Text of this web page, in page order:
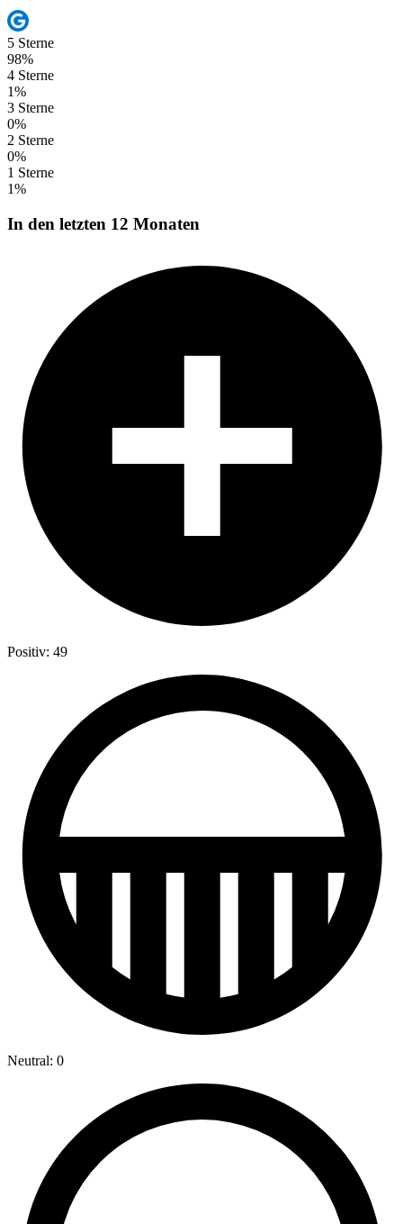
5 Sterne
98%
4 Sterne
1%
3 Sterne
0%
2 Sterne
0%
1 Sterne
1%
In den letzten 12 Monaten
Positiv: 49
Neutral: 0